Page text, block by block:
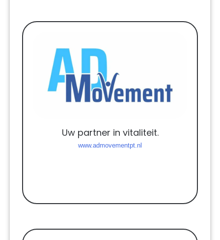
Uw partner in vitaliteit.
www.admovementpt.nl